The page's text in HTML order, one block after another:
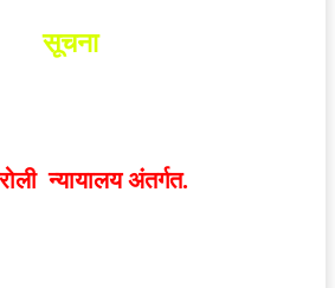
सूचना
न्यायालय अंतर्गत.